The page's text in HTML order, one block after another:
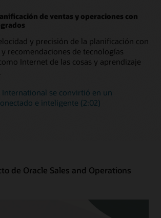
de ventas y operaciones con
y precisión de la planificación con
recomendaciones de tecnologías
Internet de las cosas y aprendizaje
International se convirtió en un
e inteligente (2:02)
de Oracle Sales and Operations